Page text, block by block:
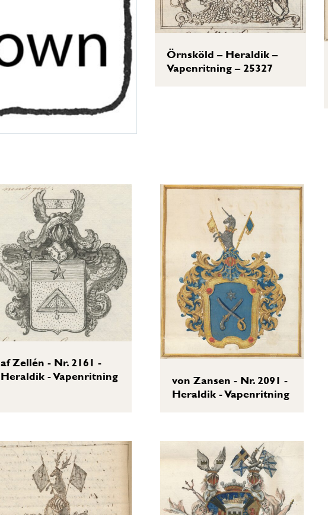
Örnsköld – Heraldik –
Vapenritning – 25327
af Zellén - Nr. 2161 -
Heraldik - Vapenritning
von Zansen - Nr. 2091 -
Heraldik - Vapenritning